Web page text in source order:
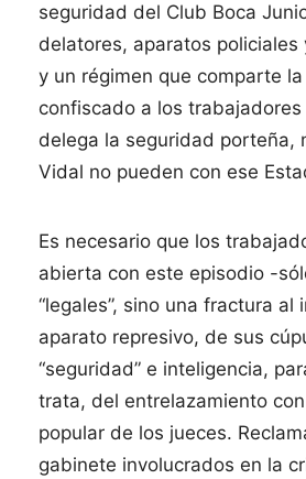
seguridad del Club Boca
delatores, aparatos
y un régimen que comparte
confiscado a los
delega la seguridad porteña,
Vidal no pueden con ese
Es necesario que los
abierta con este episodio -
“legales”, sino una fractura
aparato represivo, de sus
“seguridad” e inteligencia,
trata, del entrelazamiento
popular de los jueces.
gabinete involucrados en la